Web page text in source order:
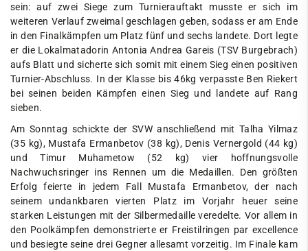
sein: auf zwei Siege zum Turnierauftakt musste er sich im
weiteren Verlauf zweimal geschlagen geben, sodass er am Ende
in den Finalkämpfen um Platz fünf und sechs landete. Dort legte
er die Lokalmatadorin Antonia Andrea Gareis (TSV Burgebrach)
aufs Blatt und sicherte sich somit mit einem Sieg einen positiven
Turnier-Abschluss. In der Klasse bis 46kg verpasste Ben Riekert
bei seinen beiden Kämpfen einen Sieg und landete auf Rang
sieben.
Am Sonntag schickte der SVW anschließend mit Talha Yilmaz
(35 kg), Mustafa Ermanbetov (38 kg), Denis Vernergold (44 kg)
und Timur Muhametow (52 kg) vier hoffnungsvolle
Nachwuchsringer ins Rennen um die Medaillen. Den größten
Erfolg feierte in jedem Fall Mustafa Ermanbetov, der nach
seinem undankbaren vierten Platz im Vorjahr heuer seine
starken Leistungen mit der Silbermedaille veredelte. Vor allem in
den Poolkämpfen demonstrierte er Freistilringen par excellence
und besiegte seine drei Gegner allesamt vorzeitig. Im Finale kam